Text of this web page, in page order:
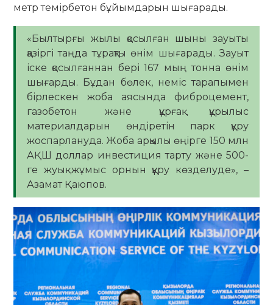
метр темірбетон бұйымдарын шығарады.
«Былтырғы жылы қосылған шыны зауыты
қазіргі таңда тұрақты өнім шығарады. Зауыт
іске қосылғаннан бері 167 мың тонна өнім
шығарды. Бұдан бөлек, неміс тарапымен
бірлескен жоба аясында фиброцемент,
газобетон және құрғақ құрылыс
материалдарын өндіретін парк құру
жоспарлануда. Жоба арқылы өңірге 150 млн
АҚШ доллар инвестиция тарту және 500-
ге жуық жұмыс орнын құру көзделуде», –
Азамат Қаюпов.